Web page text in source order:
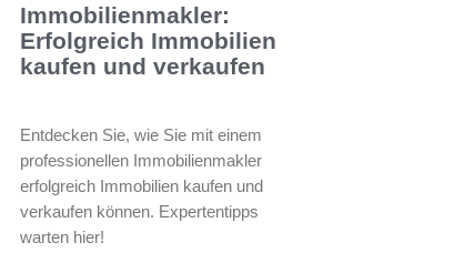
Immobilienmakler:
Erfolgreich Immobilien
kaufen und verkaufen
Entdecken Sie, wie Sie mit einem
professionellen Immobilienmakler
erfolgreich Immobilien kaufen und
verkaufen können. Expertentipps
warten hier!